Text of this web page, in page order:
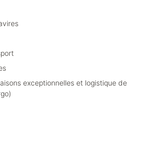
exceptionnelles et logistique de